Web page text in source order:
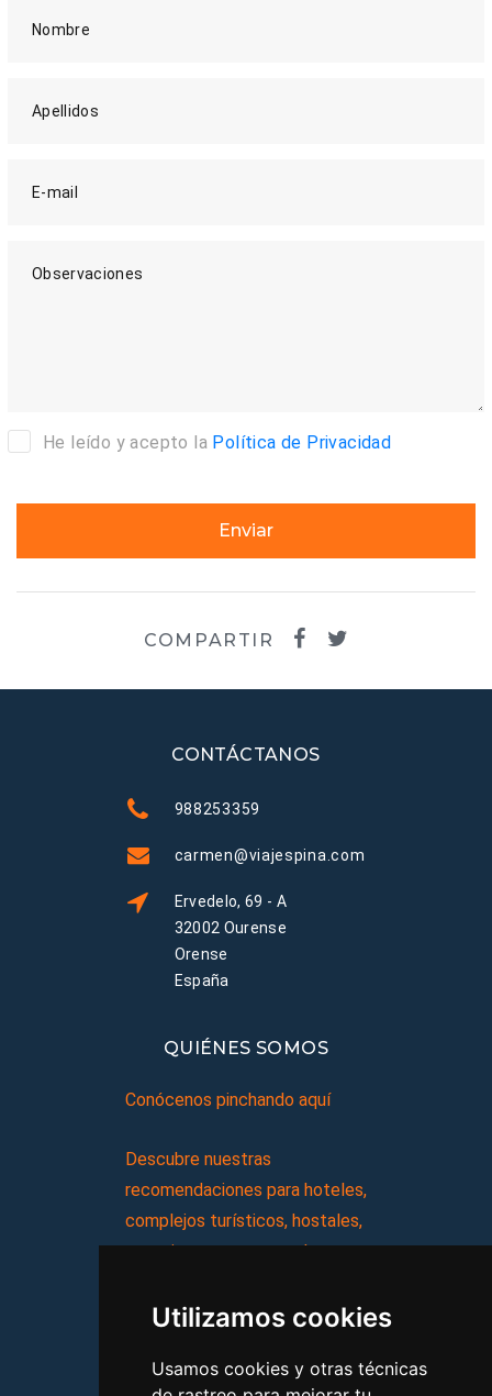
Utilizamos cookies
Usamos cookies y otras técnicas
Nombre
Apellidos
E-mail
Observaciones
He leído y acepto la Política de Privacidad
Enviar
COMPARTIR
CONTÁCTANOS
988253359
carmen@viajespina.com
Ervedelo, 69 - A
32002 Ourense
Orense
España
QUIÉNES SOMOS
Conócenos pinchando aquí
Descubre nuestras
recomendaciones para hoteles,
complejos turísticos, hostales,
vacaciones, paquetes de